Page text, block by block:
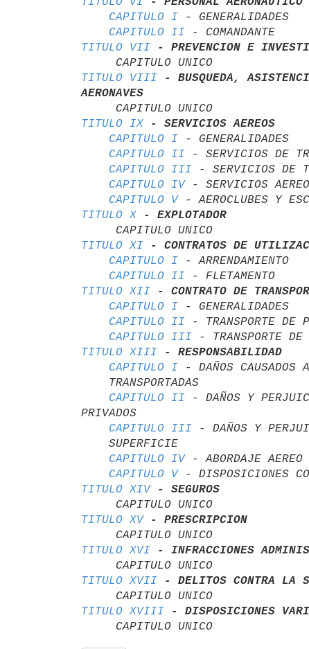
CAPITULO I - GENERALIDADES
CAPITULO II
TITULO VII
- PREVENCION E
TITULO VIII
- BUSQUEDA,
AERONAVES
TITULO IX
- SERVICIOS AEREOS
CAPITULO I - GENERALIDADES
CAPITULO II - SERVICIOS DE
CAPITULO III - SERVICIOS DE
CAPITULO IV - SERVICIOS
CAPITULO V
TITULO X
- EXPLOTADOR
TITULO XI
- CONTRATOS DE
CAPITULO I - ARRENDAMIENTO
CAPITULO II
TITULO XII
- CONTRATO DE
CAPITULO I - GENERALIDADES
CAPITULO II - TRANSPORTE DE
CAPITULO III
TITULO XIII
- RESPONSABILIDAD
CAPITULO I - DAÑOS CAUSADOS
CAPITULO II - DAÑOS Y
PRIVADOS
CAPITULO III - DAÑOS Y
CAPITULO IV - ABORDAJE AEREO
CAPITULO V
TITULO XIV
- SEGUROS
TITULO XV
- PRESCRIPCION
TITULO XVI
- INFRACCIONES
TITULO XVII
- DELITOS CONTRA LA
TITULO XVIII
- DISPOSICIONES